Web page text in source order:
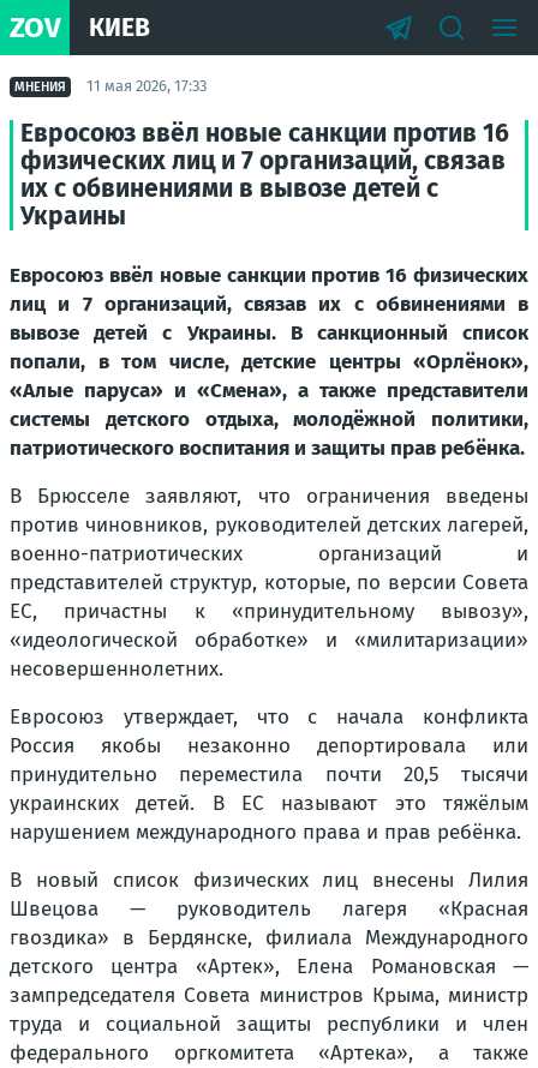
ZOV КИЕВ
МНЕНИЯ 11 мая 2026, 17:33
Евросоюз ввёл новые санкции против 16
физических лиц и 7 организаций, связав
их с обвинениями в вывозе детей с
Украины
Евросоюз ввёл новые санкции против 16 физических
лиц и 7 организаций, связав их с обвинениями в
вывозе детей с Украины. В санкционный список
попали, в том числе, детские центры «Орлёнок»,
«Алые паруса» и «Смена», а также представители
системы детского отдыха, молодёжной политики,
патриотического воспитания и защиты прав ребёнка.
В Брюсселе заявляют, что ограничения введены
против чиновников, руководителей детских лагерей,
военно-патриотических организаций и
представителей структур, которые, по версии Совета
ЕС, причастны к «принудительному вывозу»,
«идеологической обработке» и «милитаризации»
несовершеннолетних.
Евросоюз утверждает, что с начала конфликта
Россия якобы незаконно депортировала или
принудительно переместила почти 20,5 тысячи
украинских детей. В ЕС называют это тяжёлым
нарушением международного права и прав ребёнка.
В новый список физических лиц внесены Лилия
Швецова — руководитель лагеря «Красная
гвоздика» в Бердянске, филиала Международного
детского центра «Артек», Елена Романовская —
зампредседателя Совета министров Крыма, министр
труда и социальной защиты республики и член
федерального оргкомитета «Артека», а также